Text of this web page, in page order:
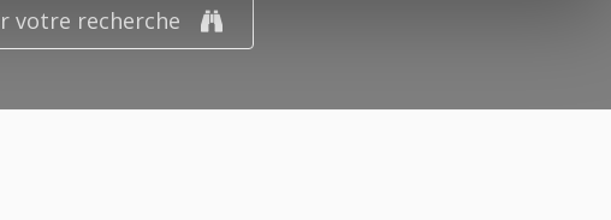
votre recherche